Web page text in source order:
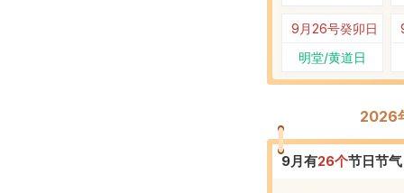
9月26号癸卯日
明堂/黄道日
2026
9月有26个节日节气